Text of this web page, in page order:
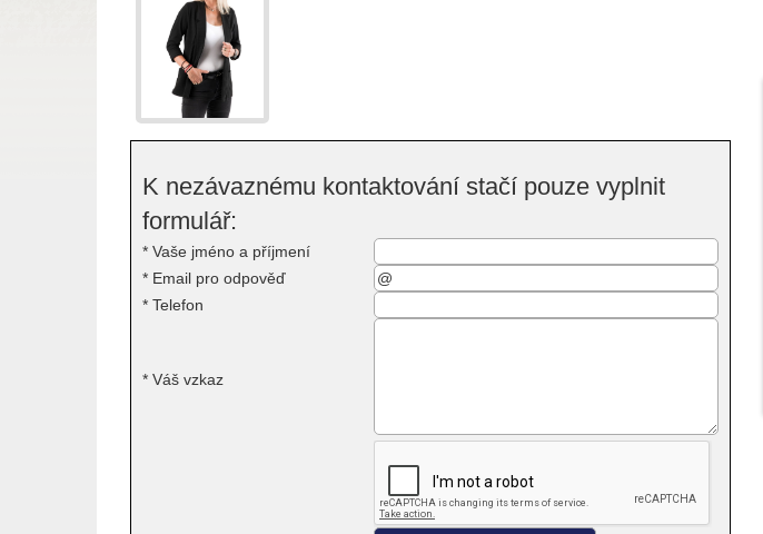
K nezávaznému kontaktování stačí pouze vyplnit
formulář:
* Vaše jméno a příjmení
* Email pro odpověď
* Telefon
* Váš vzkaz